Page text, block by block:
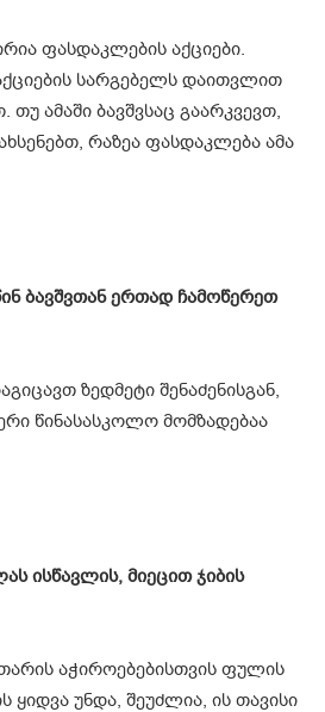
ფასდაკლების აქციები.
სარგებელს დაითვლით
ამაში ბავშვსაც გაარკვევთ,
რაზეა ფასდაკლება ამა
ბავშვთან ერთად ჩამოწერეთ
ზედმეტი შენაძენისგან,
წინასასკოლო მომზადებაა
ისწავლის, მიეცით ჯიბის
აჭიროებებისთვის ფულის
ყიდვა უნდა, შეუძლია, ის თავისი